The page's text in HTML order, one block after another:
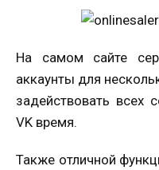
На самом сайте
аккаунты для
задействовать всех
VK время.
Также отличной